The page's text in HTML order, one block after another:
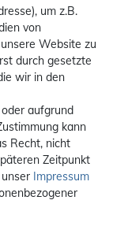
um z.B.
von
Website zu
durch gesetzte
wir in den
aufgrund
kann
Recht, nicht
Zeitpunkt
Impressum